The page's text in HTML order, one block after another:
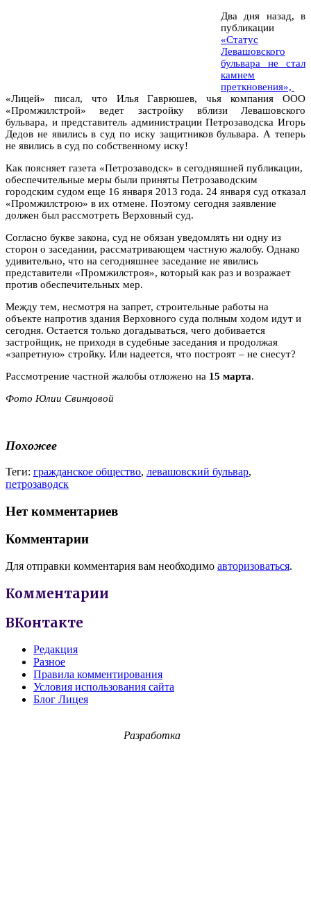
Два дня назад, в
публикации
«Статус
Левашовского
бульвара не стал
камнем
преткновения»,
«Лицей» писал, что Илья Гаврюшев, чья компания ООО
«Промжилстрой» ведет застройку вблизи Левашовского
бульвара, и представитель администрации Петрозаводска Игорь
Дедов не явились в суд по иску защитников бульвара. А теперь
не явились в суд по собственному иску!
Как поясняет газета «Петрозаводск» в сегодняшней публикации,
обеспечительные меры были приняты Петрозаводским
городским судом еще 16 января 2013 года. 24 января суд отказал
«Промжилстрою» в их отмене. Поэтому сегодня заявление
должен был рассмотреть Верховный суд.
Согласно букве закона, суд не обязан уведомлять ни одну из
сторон о заседании, рассматривающем частную жалобу. Однако
удивительно, что на сегодняшнее заседание не явились
представители «Промжилстроя», который как раз и возражает
против обеспечительных мер.
Между тем, несмотря на запрет, строительные работы на
объекте напротив здания Верховного суда полным ходом идут и
сегодня. Остается только догадываться, чего добивается
застройщик, не приходя в судебные заседания и продолжая
«запретную» стройку. Или надеется, что построят – не снесут?
Рассмотрение частной жалобы отложено на 15 марта.
Фото Юлии Свинцовой
Похожее
Теги: гражданское общество, левашовский бульвар,
петрозаводск
Нет комментариев
Комментарии
Для отправки комментария вам необходимо авторизоваться.
Комментарии
ВКонтакте
Редакция
Разное
Правила комментирования
Условия использования сайта
Блог Лицея
Разработка